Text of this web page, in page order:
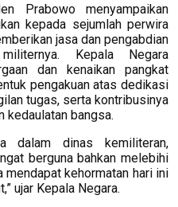
Prabowo menyampaikan
kepada sejumlah perwira
jasa dan pengabdian
Kepala Negara
dan kenaikan pangkat
pengakuan atas dedikasi
tugas, serta kontribusinya
kedaulatan bangsa.
dalam dinas kemiliteran,
berguna bahkan melebihi
kehormatan hari ini
ujar Kepala Negara.